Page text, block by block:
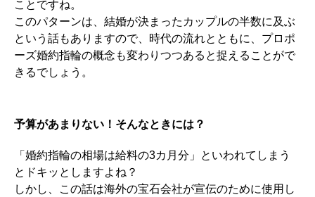
ことですね。
このパターンは、結婚が決まったカップルの半数に及ぶ
という話もありますので、時代の流れとともに、プロポ
ーズ婚約指輪の概念も変わりつつあると捉えることがで
きるでしょう。
予算があまりない！そんなときには？
「婚約指輪の相場は給料の3カ月分」といわれてしまう
とドキッとしますよね？
しかし、この話は海外の宝石会社が宣伝のために使用し